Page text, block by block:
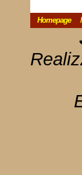
Homepage